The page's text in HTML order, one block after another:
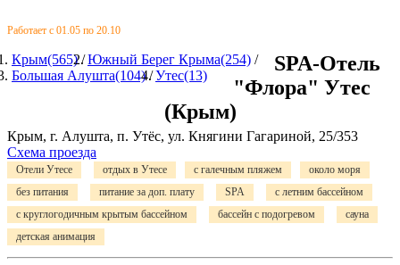
Работает с 01.05 по 20.10
Крым(565)/Южный Берег Крыма(254) /
Большая Алушта(104)/Утес(13)
SPA-Отель
"Флора" Утес
(Крым)
Крым, г. Алушта, п. Утёс, ул. Княгини Гагариной, 25/353
Схема проезда
Отели Утесе отдых в Утесе с галечным пляжем
около моря
без питания
питание за доп. плату SPA
с летним бассейном
с круглогодичным крытым бассейном
бассейн с подогревом
сауна
детская анимация